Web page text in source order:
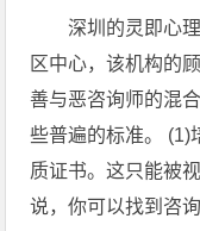
深圳的灵即心
区中心，该机构的
善与恶咨询师的混
些普遍的标准。 (1)
质证书。这只能被
说，你可以找到咨